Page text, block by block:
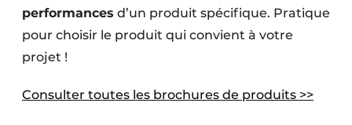
performances d’un produit spécifique. Pratique
pour choisir le produit qui convient à votre
projet !
Consulter toutes les brochures de produits >>